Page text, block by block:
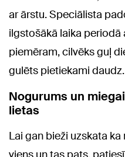
ar ārstu. Speciālista
ilgstošākā laika periodā
piemēram, cilvēks guļ
gulēts pietiekami daudz.
Nogurums un
lietas
Lai gan bieži uzskata